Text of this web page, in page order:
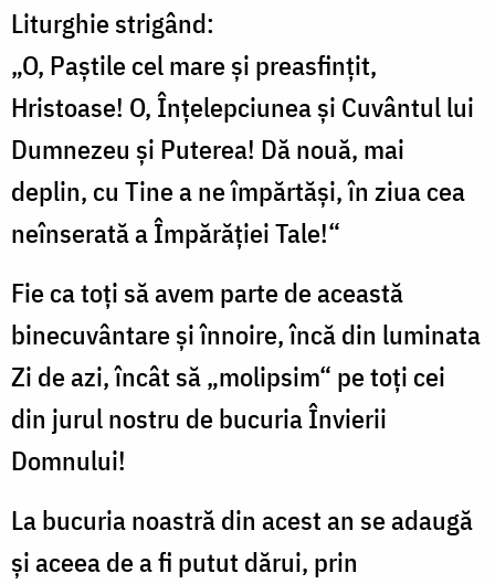
Liturghie strigând:
„O, Paștile cel mare și preasfințit,
Hristoase! O, Înțelepciunea și Cuvântul lui
Dumnezeu și Puterea! Dă nouă, mai
deplin, cu Tine a ne împărtăși, în ziua cea
neînserată a Împărăției Tale!“
Fie ca toți să avem parte de această
binecuvântare și înnoire, încă din luminata
Zi de azi, încât să „molipsim“ pe toți cei
din jurul nostru de bucuria Învierii
Domnului!
La bucuria noastră din acest an se adaugă
și aceea de a fi putut dărui, prin